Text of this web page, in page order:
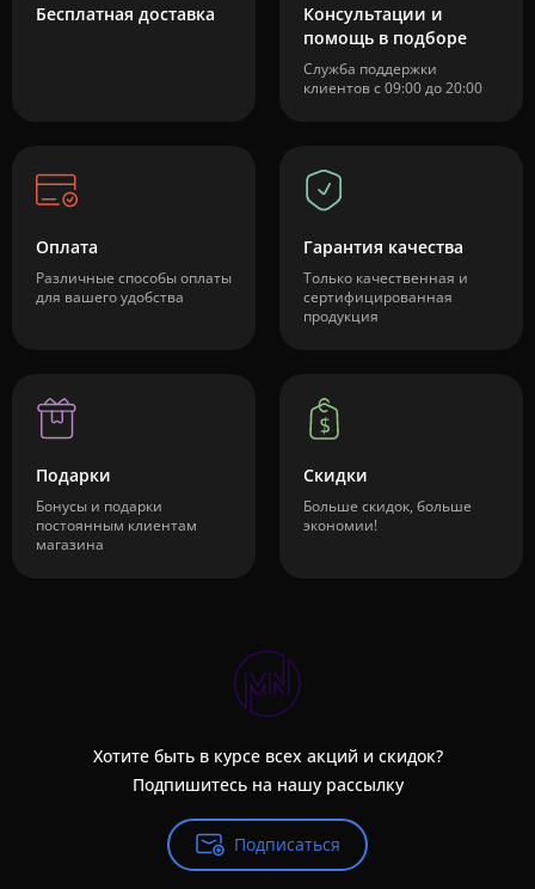
Бесплатная доставка
Консультации и
помощь в подборе
Служба поддержки
клиентов с 09:00 до 20:00
Оплата
Различные способы оплаты
для вашего удобства
Гарантия качества
Только качественная и
сертифицированная
продукция
Подарки
Бонусы и подарки
постоянным клиентам
магазина
Скидки
Больше скидок, больше
экономии!
Хотите быть в курсе всех акций и скидок?
Подпишитесь на нашу рассылку
Подписаться